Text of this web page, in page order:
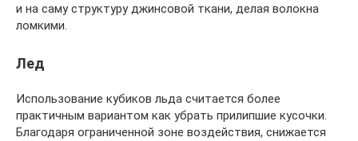
и на саму структуру джинсовой ткани, делая волокна
ломкими.
Лед
Использование кубиков льда считается более
практичным вариантом как убрать прилипшие кусочки.
Благодаря ограниченной зоне воздействия, снижается